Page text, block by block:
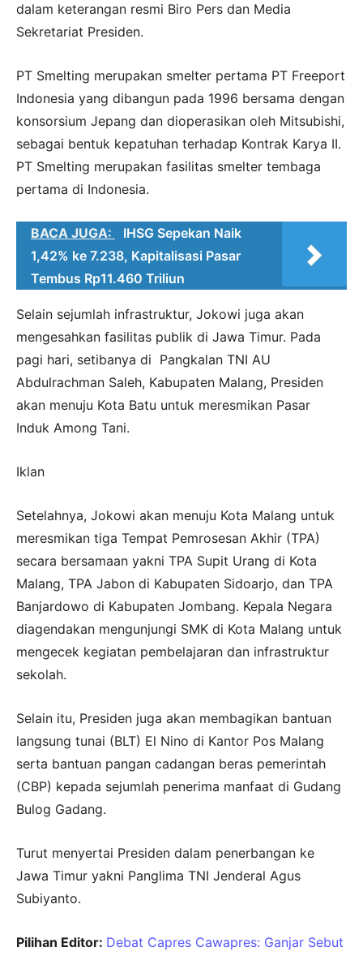
dalam keterangan resmi Biro Pers dan Media
Sekretariat Presiden.
PT Smelting merupakan smelter pertama PT Freeport
Indonesia yang dibangun pada 1996 bersama dengan
konsorsium Jepang dan dioperasikan oleh Mitsubishi,
sebagai bentuk kepatuhan terhadap Kontrak Karya II.
PT Smelting merupakan fasilitas smelter tembaga
pertama di Indonesia.
BACA JUGA:
IHSG Sepekan Naik
1,42% ke 7.238, Kapitalisasi Pasar
Tembus Rp11.460 Triliun
Selain sejumlah infrastruktur, Jokowi juga akan
mengesahkan fasilitas publik di Jawa Timur. Pada
pagi hari, setibanya di Pangkalan TNI AU
Abdulrachman Saleh, Kabupaten Malang, Presiden
akan menuju Kota Batu untuk meresmikan Pasar
Induk Among Tani.
Iklan
Setelahnya, Jokowi akan menuju Kota Malang untuk
meresmikan tiga Tempat Pemrosesan Akhir (TPA)
secara bersamaan yakni TPA Supit Urang di Kota
Malang, TPA Jabon di Kabupaten Sidoarjo, dan TPA
Banjardowo di Kabupaten Jombang. Kepala Negara
diagendakan mengunjungi SMK di Kota Malang untuk
mengecek kegiatan pembelajaran dan infrastruktur
sekolah.
Selain itu, Presiden juga akan membagikan bantuan
langsung tunai (BLT) El Nino di Kantor Pos Malang
serta bantuan pangan cadangan beras pemerintah
(CBP) kepada sejumlah penerima manfaat di Gudang
Bulog Gadang.
Turut menyertai Presiden dalam penerbangan ke
Jawa Timur yakni Panglima TNI Jenderal Agus
Subiyanto.
Pilihan Editor: Debat Capres Cawapres: Ganjar Sebut